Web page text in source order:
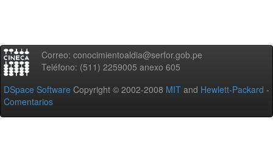
Correo: conocimientoaldia@serfor.gob.pe
Teléfono: (511) 2259005 anexo 605
DSpace Software Copyright © 2002-2008 MIT and Hewlett-Packard -
Comentarios